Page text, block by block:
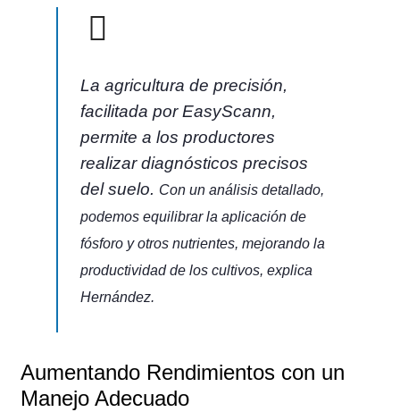
La agricultura de precisión,
facilitada por EasyScann,
permite a los productores
realizar diagnósticos precisos
del suelo. Con un análisis detallado,
podemos equilibrar la aplicación de
fósforo y otros nutrientes, mejorando la
productividad de los cultivos, explica
Hernández.
Aumentando Rendimientos con un
Manejo Adecuado